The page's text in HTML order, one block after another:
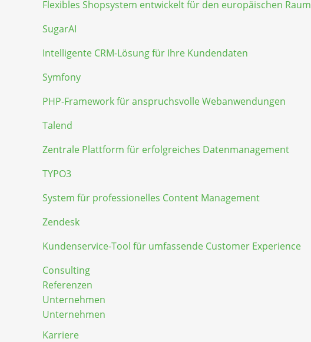
Flexibles Shopsystem entwickelt für den europäischen Raum
SugarAI
Intelligente CRM-Lösung für Ihre Kundendaten
Symfony
PHP-Framework für anspruchsvolle Webanwendungen
Talend
Zentrale Plattform für erfolgreiches Datenmanagement
TYPO3
System für professionelles Content Management
Zendesk
Kundenservice-Tool für umfassende Customer Experience
Consulting
Referenzen
Unternehmen
Unternehmen
Karriere